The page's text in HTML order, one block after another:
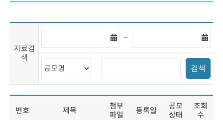
자료검
색
자
검
색
시
작
일
~
자
검
색
지
막
일
검
색
범
선
검
어
력
검색
번호 제목
첨부
파일
등록일
공모
상태
조회
수